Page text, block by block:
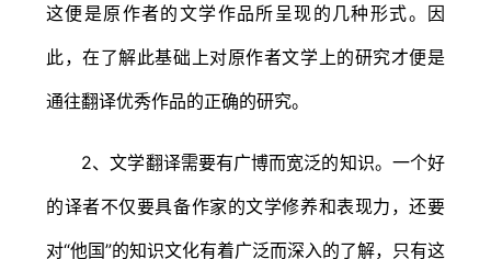
这便是原作者的文学作品所呈现的几种形式。因
此，在了解此基础上对原作者文学上的研究才便是
通往翻译优秀作品的正确的研究。
2、文学翻译需要有广博而宽泛的知识。一个好
的译者不仅要具备作家的文学修养和表现力，还要
对“他国”的知识文化有着广泛而深入的了解，只有这